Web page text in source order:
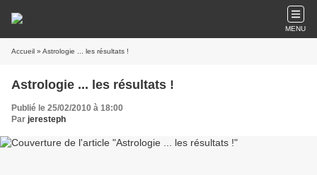
MENU
Accueil » Astrologie ... les résultats !
Astrologie ... les résultats !
Publié le 25/02/2010 à 18:00
Par jeresteph